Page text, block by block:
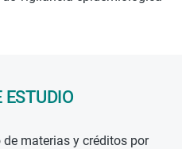
materias y créditos por